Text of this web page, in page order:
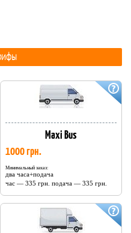
Maxi Bus
1000 грн.
Минимальный заказ:
два часа+подача
час — 335 грн. подача — 335 грн.